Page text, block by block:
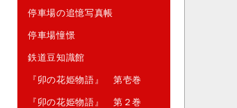
停車場の追憶写真帳
停車場憧憬
鉄道豆知識館
『卯の花姫物語』 第壱巻
『卯の花姫物語』 第２巻